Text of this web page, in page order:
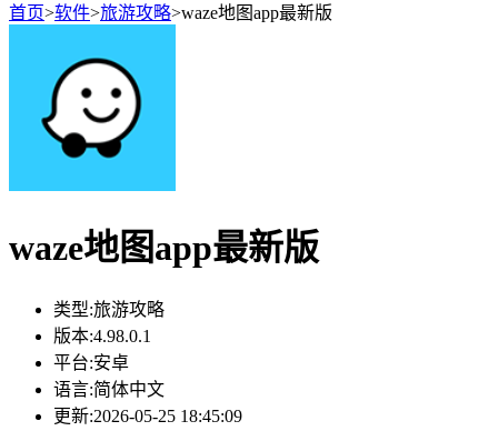
首页>软件>旅游攻略>waze地图app最新版
waze地图app最新版
类型:旅游攻略
版本:4.98.0.1
平台:安卓
语言:简体中文
更新:2026-05-25 18:45:09